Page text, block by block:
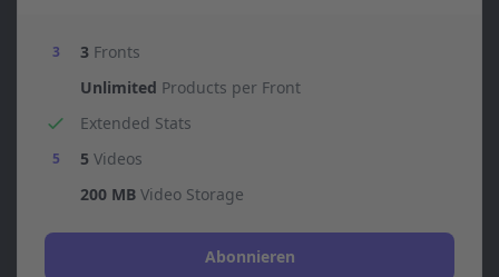
3 3 Fronts
Unlimited Products per Front
Extended Stats
5 5 Videos
200 MB Video Storage
Abonnieren